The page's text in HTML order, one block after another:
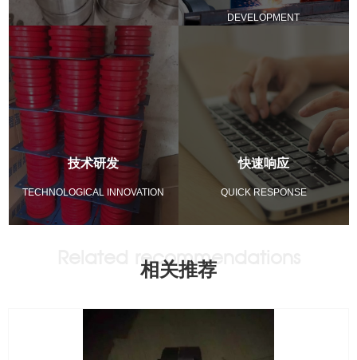
DEVELOPMENT
技术研发
TECHNOLOGICAL INNOVATION
快速响应
QUICK RESPONSE
相关推荐